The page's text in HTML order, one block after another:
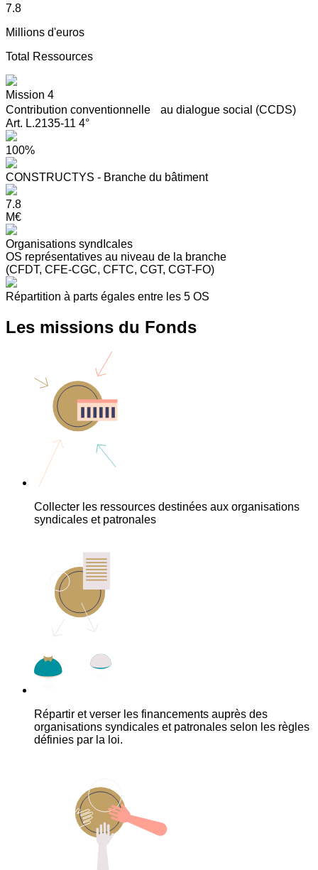
7.8
Millions d'euros
Total Ressources
Mission 4
Contribution conventionnelle au dialogue social (CCDS)
Art. L.2135-11 4°
100%
CONSTRUCTYS - Branche du bâtiment
7.8
M€
Organisations syndIcales
OS représentatives au niveau de la branche
(CFDT, CFE-CGC, CFTC, CGT, CGT-FO)
Répartition à parts égales entre les 5 OS
Les missions du Fonds
Collecter les ressources destinées aux organisations
syndicales et patronales
Répartir et verser les financements auprès des
organisations syndicales et patronales selon les règles
définies par la loi.